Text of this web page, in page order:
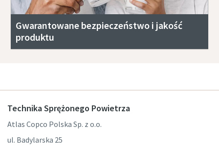
Gwarantowane bezpieczeństwo i jakość
produktu
Technika Sprężonego Powietrza
Atlas Copco Polska Sp. z o.o.
ul. Badylarska 25